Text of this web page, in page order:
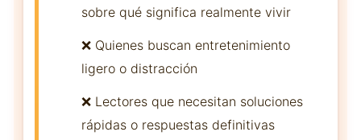
sobre qué significa realmente vivir
❌ Quienes buscan entretenimiento
ligero o distracción
❌ Lectores que necesitan soluciones
rápidas o respuestas definitivas